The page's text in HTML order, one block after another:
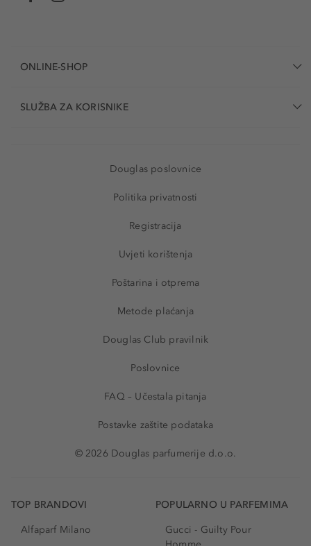
ONLINE-SHOP
SLUŽBA ZA KORISNIKE
Douglas poslovnice
Politika privatnosti
Registracija
Uvjeti korištenja
Poštarina i otprema
Metode plaćanja
Douglas Club pravilnik
Poslovnice
FAQ – Učestala pitanja
Postavke zaštite podataka
© 2026 Douglas parfumerije d.o.o.
TOP BRANDOVI
Alfaparf Milano
POPULARNO U PARFEMIMA
Gucci - Guilty Pour